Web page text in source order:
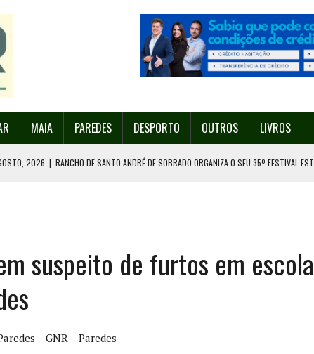
MAIA PAREDES DESPORTO OUTROS LIVROS
2026 | RANCHO DE SANTO ANDRÉ DE SOBRADO ORGANIZA O SEU 35º FESTIVAL
AEROPORTO É MOTIVO DE EXPOSIÇÃO NA MAIA
SUSPEITO DE INCÊNDIO FLORESTAL EM GONDOMAR
suspeito de furtos em
GNR Paredes